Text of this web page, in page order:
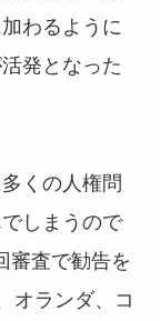
わるように
発となった
くの人権問
しまうので
審査で勧告を
オランダ、コ